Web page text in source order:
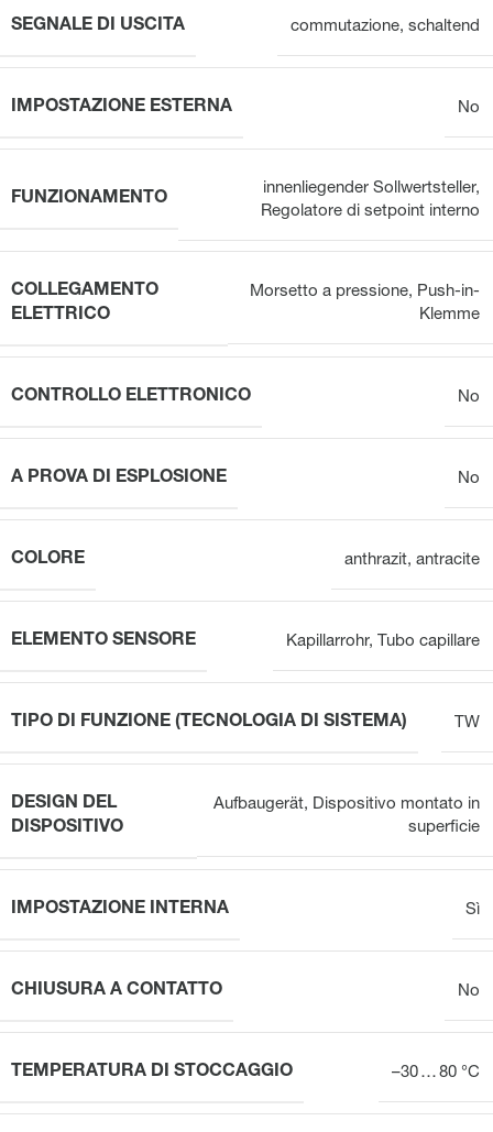
SEGNALE DI USCITA commutazione, schaltend
IMPOSTAZIONE ESTERNA No
FUNZIONAMENTO
innenliegender Sollwertsteller,
Regolatore di setpoint interno
COLLEGAMENTO
ELETTRICO
Morsetto a pressione, Push-in-
Klemme
CONTROLLO ELETTRONICO No
A PROVA DI ESPLOSIONE No
COLORE anthrazit, antracite
ELEMENTO SENSORE Kapillarrohr, Tubo capillare
TIPO DI FUNZIONE (TECNOLOGIA DI SISTEMA) TW
DESIGN DEL
DISPOSITIVO
Aufbaugerät, Dispositivo montato in
superficie
IMPOSTAZIONE INTERNA Sì
CHIUSURA A CONTATTO No
TEMPERATURA DI STOCCAGGIO –30 … 80 °C